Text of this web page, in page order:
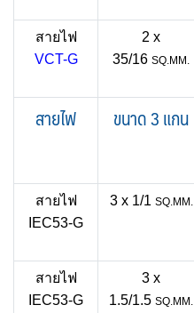
สายไฟ
VCT-G
2 x
35/16 SQ.MM.
สายไฟ ขนาด 3 แกน
สายไฟ
IEC53-G
3 x 1/1 SQ.MM.
สายไฟ
IEC53-G
3 x
1.5/1.5 SQ.MM.